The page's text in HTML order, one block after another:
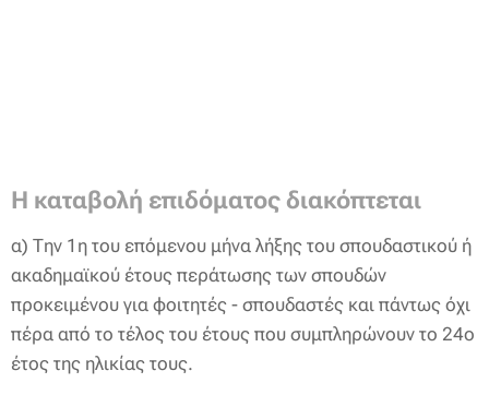
Η καταβολή επιδόματος διακόπτεται
α) Την 1η του επόμενου μήνα λήξης του σπουδαστικού ή
ακαδημαϊκού έτους περάτωσης των σπουδών
προκειμένου για φοιτητές - σπουδαστές και πάντως όχι
πέρα από το τέλος του έτους που συμπληρώνουν το 24ο
έτος της ηλικίας τους.